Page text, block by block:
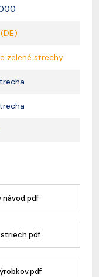
zelené strechy
návod.pdf
striech.pdf